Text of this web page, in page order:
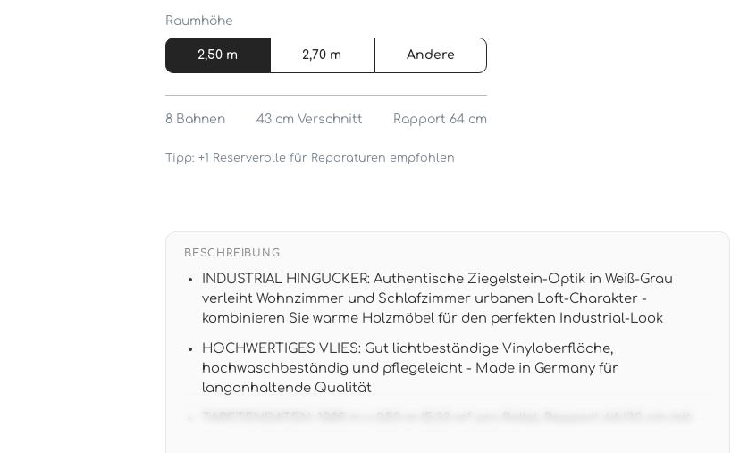
Raumhöhe
2,50 m 2,70 m Andere
8 Bahnen 43 cm Verschnitt Rapport 64 cm
Tipp: +1 Reserverolle für Reparaturen empfohlen
BESCHREIBUNG
INDUSTRIAL HINGUCKER: Authentische Ziegelstein-Optik in Weiß-Grau
verleiht Wohnzimmer und Schlafzimmer urbanen Loft-Charakter -
kombinieren Sie warme Holzmöbel für den perfekten Industrial-Look
HOCHWERTIGES VLIES: Gut lichtbeständige Vinyloberfläche,
hochwaschbeständig und pflegeleicht - Made in Germany für
langanhaltende Qualität